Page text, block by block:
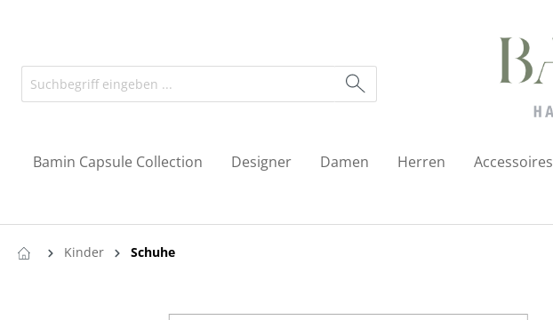
Bamin Capsule Collection Designer Damen Herren Accessoires
Kinder Schuhe